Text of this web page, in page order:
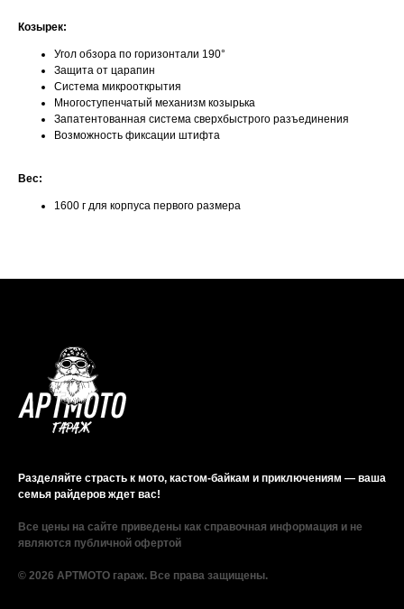
Козырек:
Угол обзора по горизонтали 190°
Защита от царапин
Система микрооткрытия
Многоступенчатый механизм козырька
Запатентованная система сверхбыстрого разъединения
Возможность фиксации штифта
Вес:
1600 г для корпуса первого размера
Разделяйте страсть к мото, кастом-байкам и приключениям — ваша
семья райдеров ждет вас!
Все цены на сайте приведены как справочная информация и не
являются публичной офертой
© 2026 АРТМОТО гараж. Все права защищены.